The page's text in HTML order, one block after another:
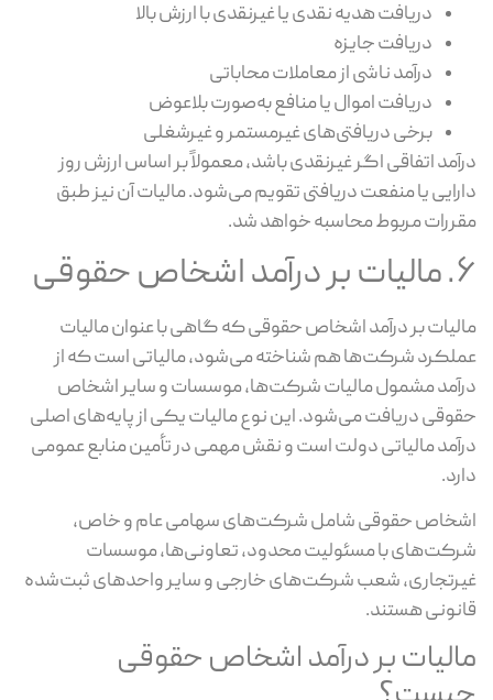
دریافت هدیه نقدی یا غیرنقدی با ارزش بالا
دریافت جایزه
درآمد ناشی از معاملات محاباتی
دریافت اموال یا منافع به‌صورت بلاعوض
برخی دریافتی‌های غیرمستمر و غیرشغلی
اتفاقی اگر غیرنقدی باشد، معمولاً بر اساس ارزش روز
یا منفعت دریافتی تقویم می‌شود. مالیات آن نیز طبق
مربوط محاسبه خواهد شد.
بر درآمد اشخاص حقوقی که گاهی با عنوان مالیات
شرکت‌ها هم شناخته می‌شود، مالیاتی است که از
مشمول مالیات شرکت‌ها، موسسات و سایر اشخاص
دریافت می‌شود. این نوع مالیات یکی از پایه‌های اصلی
مالیاتی دولت است و نقش مهمی در تأمین منابع عمومی
حقوقی شامل شرکت‌های سهامی عام و خاص،
با مسئولیت محدود، تعاونی‌ها، موسسات
شعب شرکت‌های خارجی و سایر واحدهای ثبت‌شده
هستند.
بر درآمد اشخاص حقوقی